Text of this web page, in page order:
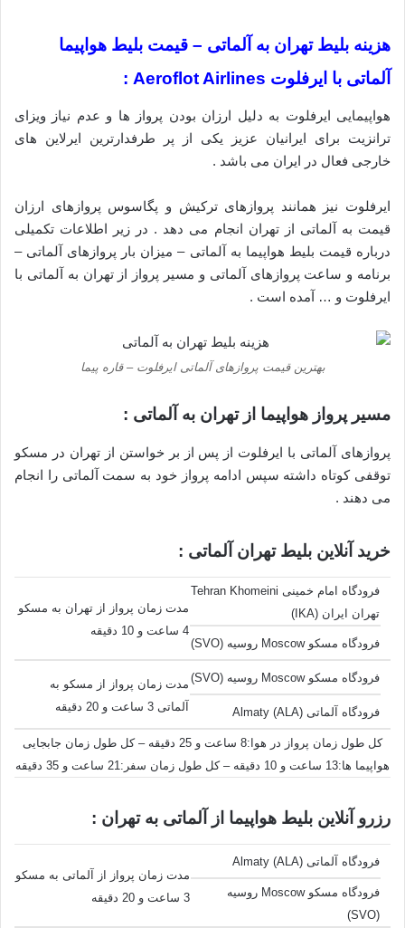
هزینه بلیط تهران به آلماتی – قیمت بلیط هواپیما
آلماتی با ایرفلوت Aeroflot Airlines :
هواپیمایی ایرفلوت به دلیل ارزان بودن پرواز ها و عدم نیاز ویزای
ترانزیت برای ایرانیان عزیز یکی از پر طرفدارترین ایرلاین های
خارجی فعال در ایران می باشد .
ایرفلوت نیز همانند پروازهای ترکیش و پگاسوس پروازهای ارزان
قیمت به آلماتی از تهران انجام می دهد . در زیر اطلاعات تکمیلی
درباره قیمت بلیط هواپیما به آلماتی – میزان بار پروازهای آلماتی –
برنامه و ساعت پروازهای آلماتی و مسیر پرواز از تهران به آلماتی با
ایرفلوت و … آمده است .
بهترین قیمت پروازهای آلماتی ایرفلوت – قاره پیما
مسیر پرواز هواپیما از تهران به آلماتی :
پروازهای آلماتی با ایرفلوت از پس از بر خواستن از تهران در مسکو
توقفی کوتاه داشته سپس ادامه پرواز خود به سمت آلماتی را انجام
می دهند .
خرید آنلاین بلیط تهران آلماتی :
فرودگاه امام خمینی Tehran Khomeini
تهران ایران (IKA)
مدت زمان پرواز از تهران به مسکو
4 ساعت و 10 دقیقه
فرودگاه مسکو Moscow روسیه (SVO)
فرودگاه مسکو Moscow روسیه (SVO)
مدت زمان پرواز از مسکو به
آلماتی 3 ساعت و 20 دقیقه
فرودگاه آلماتی Almaty (ALA)
کل طول زمان پرواز در هوا:8 ساعت و 25 دقیقه – کل طول زمان جابجایی
هواپیما ها:13 ساعت و 10 دقیقه – کل طول زمان سفر:21 ساعت و 35 دقیقه
رزرو آنلاین بلیط هواپیما از آلماتی به تهران :
فرودگاه آلماتی Almaty (ALA)
مدت زمان پرواز از آلماتی به مسکو
3 ساعت و 20 دقیقه
فرودگاه مسکو Moscow روسیه
(SVO)